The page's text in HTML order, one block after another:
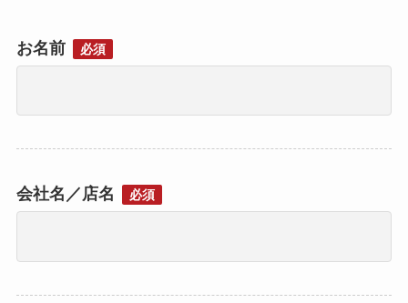
お名前 必須
会社名／店名 必須